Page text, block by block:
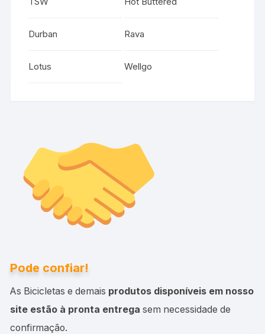
Durban Rava
Lotus Wellgo
Pode confiar!
As Bicicletas e demais produtos disponíveis em nosso
site estão à pronta entrega sem necessidade de
confirmação.